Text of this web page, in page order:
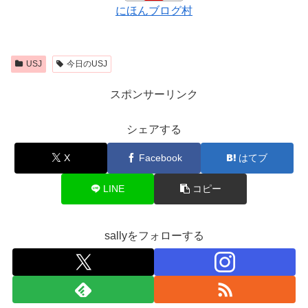
にほんブログ村
USJ 今日のUSJ
スポンサーリンク
シェアする
X Facebook はてブ
LINE コピー
sallyをフォローする